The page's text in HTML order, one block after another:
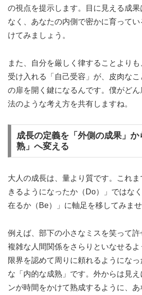
の視点を提示します。目に見える成
なく、あなたの内側で密かに育って
けてみましょう。
また、自分を厳しく律することより
受け入れる「自己受容」が、皮肉な
の扉を開く鍵になるんです。僕がど
法のような考え方を共有しますね。
成長の定義を「外側の成果」か
熟」へ変える
大人の成長は、量より質です。これ
きるようになったか（Do）」ではなく
在るか（Be）」 に軸足を移してみませ
例えば、部下の小さなミスを笑って許
複雑な人間関係をさらりといなせる
限界を認めて周りに頼れるようにな
な「内的な成熟」です。外からは見
ンが時間をかけて熟成するように、